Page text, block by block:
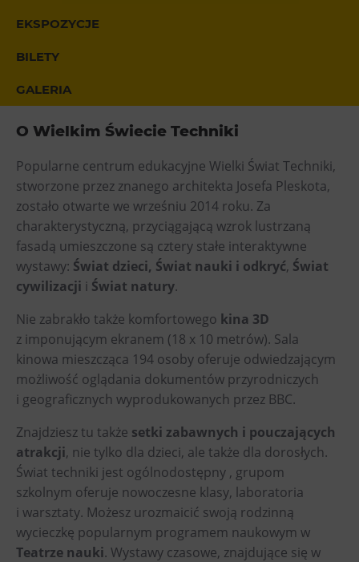
Heligonka
Akademia Kreatywna
Narodowe Muzeum Rolnicze
Wycieczki
Dolni Vitkowice
Muzeum Górnictwa w Parku Landek
Przekąski
Bolt Café
Kawiarnia Wielki Świat Techniki
L’Osteria
PECKA DOV
Restaurace VP ART
Bistropen
Catering
Zakwaterowanie
Hotel VP1
EKSPOZYCJE
BILETY
GALERIA
O Wielkim Świecie Techniki
Popularne centrum edukacyjne Wielki Świat Techniki,
stworzone przez znanego architekta Josefa Pleskota,
zostało otwarte we wrześniu 2014 roku. Za
charakterystyczną, przyciągającą wzrok lustrzaną
fasadą umieszczone są cztery stałe interaktywne
wystawy: Świat dzieci, Świat nauki i odkryć, Świat
cywilizacji i Świat natury.
Nie zabrakło także komfortowego kina 3D
z imponującym ekranem (18 x 10 metrów). Sala
kinowa mieszcząca 194 osoby oferuje odwiedzającym
możliwość oglądania dokumentów przyrodniczych
i geograficznych wyprodukowanych przez BBC.
Znajdziesz tu także setki zabawnych i pouczających
atrakcji, nie tylko dla dzieci, ale także dla dorosłych.
Świat techniki jest ogólnodostępny , grupom
szkolnym oferuje nowoczesne klasy, laboratoria
i warsztaty. Możesz urozmaicić swoją rodzinną
wycieczkę popularnym programem naukowym w
Teatrze nauki. Wystawy czasowe, znajdujące się w